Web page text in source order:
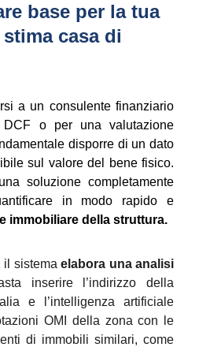
base per la tua
casa di
a un consulente finanziario
DCF o per una valutazione
disporre di un dato
sul valore del bene fisico.
soluzione completamente
in modo rapido e
immobiliare della struttura.
il sistemaelabora una analisi
inserire l’indirizzo della
e l’intelligenza artificiale
OMI della zona con le
di immobili similari, come